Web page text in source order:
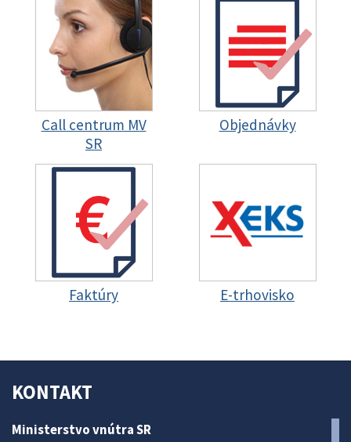
Call centrum MV
SR
Objednávky
Faktúry E-trhovisko
KONTAKT
Ministerstvo vnútra SR